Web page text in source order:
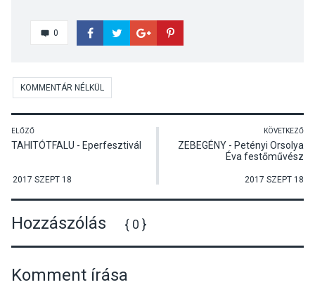
0
KOMMENTÁR NÉLKÜL
ELŐZŐ
TAHITÓTFALU - Eperfesztivál
2017 SZEPT 18
KÖVETKEZŐ
ZEBEGÉNY - Petényi Orsolya
Éva festőművész
2017 SZEPT 18
Hozzászólás { 0 }
Komment írása